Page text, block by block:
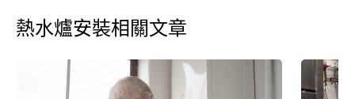
熱水爐安裝相關文章